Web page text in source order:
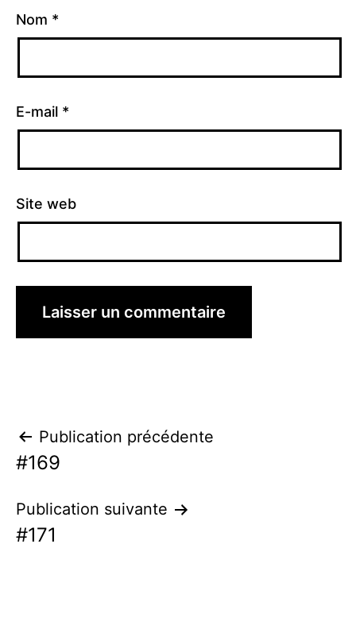
Nom *
E-mail *
Site web
Navigation
de
l’article
Publication précédente
#169
Publication suivante
#171